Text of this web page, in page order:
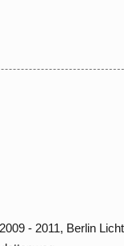
2009 – 2016 Berlin